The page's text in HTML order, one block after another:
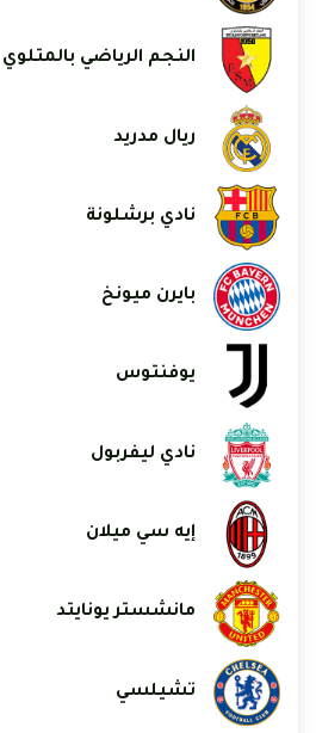
النجم الرياضي بالمتلوي
ريال مدريد
نادي برشلونة
بايرن ميونخ
يوفنتوس
نادي ليفربول
إيه سي ميلان
مانشستر يونايتد
تشيلسي